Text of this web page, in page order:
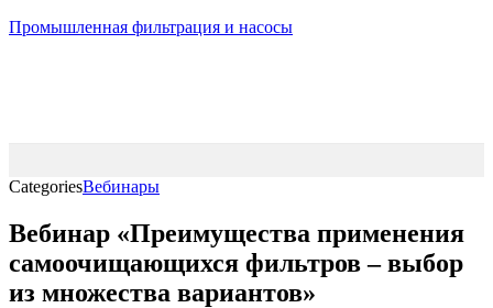
Промышленная фильтрация и насосы
CategoriesВебинары
Вебинар «Преимущества применения
самоочищающихся фильтров – выбор
из множества вариантов»